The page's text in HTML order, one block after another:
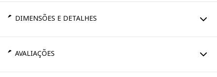
DIMENSÕES E DETALHES
AVALIAÇÕES